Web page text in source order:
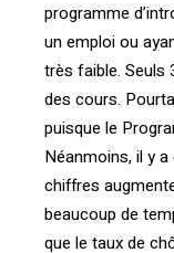
programme
un emploi ou
très faible. Seuls
des cours.
puisque le
Néanmoins, il y
chiffres
beaucoup de
que le taux de